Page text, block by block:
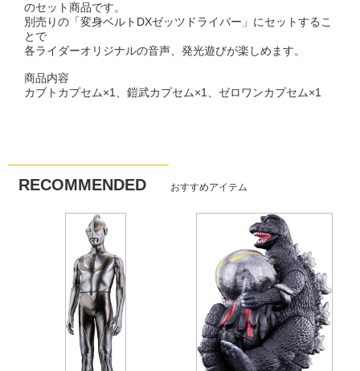
のセット商品です。
別売りの「変身ベルトDXゼッツドライバー」にセットするこ
とで
各ライダーオリジナルの音声、発光遊びが楽しめます。
商品内容
カブトカプセム×1、鎧武カプセム×1、ゼロワンカプセム×1
RECOMMENDED おすすめアイテム